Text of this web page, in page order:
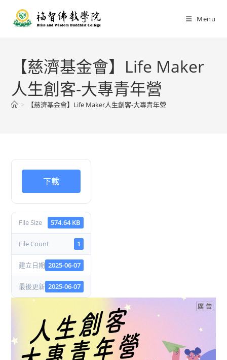
Menu
【慈濟基金會】Life Maker
人生創客-大專青年營
> 【慈濟基金會】Life Maker人生創客-大專青年營
下載
File Size 574.64 KB
File Count 1
建立日期 2025-06-07
最後更新 2025-06-07